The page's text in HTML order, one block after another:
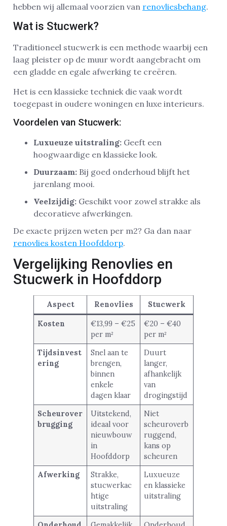
hebben wij allemaal voorzien van renovliesbehang.
Wat is Stucwerk?
Traditioneel stucwerk is een methode waarbij een
laag pleister op de muur wordt aangebracht om
een gladde en egale afwerking te creëren.
Het is een klassieke techniek die vaak wordt
toegepast in oudere woningen en luxe interieurs.
Voordelen van Stucwerk:
Luxueuze uitstraling: Geeft een
hoogwaardige en klassieke look.
Duurzaam: Bij goed onderhoud blijft het
jarenlang mooi.
Veelzijdig: Geschikt voor zowel strakke als
decoratieve afwerkingen.
De exacte prijzen weten per m2? Ga dan naar
renovlies kosten Hoofddorp.
Vergelijking Renovlies en
Stucwerk in Hoofddorp
Aspect Renovlies Stucwerk
Kosten
€13,99 – €25
per m²
€20 – €40
per m²
Tijdsinvest
ering
Snel aan te
brengen,
binnen
enkele
dagen klaar
Duurt
langer,
afhankelijk
van
drogingstijd
Scheurover
brugging
Uitstekend,
ideaal voor
nieuwbouw
in
Hoofddorp
Niet
scheuroverb
ruggend,
kans op
scheuren
Afwerking
Strakke,
stucwerkac
htige
uitstraling
Luxueuze
en klassieke
uitstraling